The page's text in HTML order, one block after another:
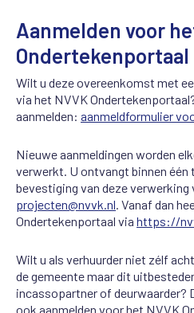
Aanmelden voor
Ondertekenportaal
Wilt u deze overeenkomst met
via het NVVK
aanmelden: aanmeldformulier
Nieuwe aanmeldingen worden
verwerkt. U ontvangt binnen één
bevestiging van deze verwerking
projecten@nvvk.nl. Vanaf dan
Ondertekenportaal via https://
Wilt u als verhuurder niet zélf
de gemeente maar dit
incassopartner of deurwaarder?
ook aanmelden voor het NVVK